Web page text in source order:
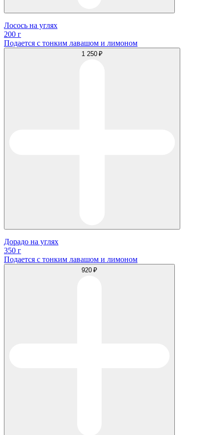
Лосось на углях
200 г
Подается с тонким лавашом и лимоном
1 250 ₽
Дорадо на углях
350 г
Подается с тонким лавашом и лимоном
920 ₽